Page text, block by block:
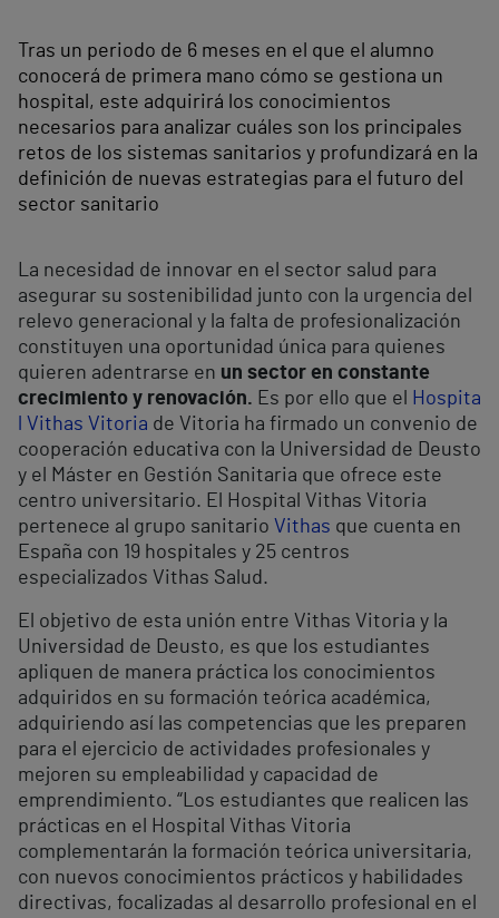
Tras un periodo de 6 meses en el que el alumno
conocerá de primera mano cómo se gestiona un
hospital, este adquirirá los conocimientos
necesarios para analizar cuáles son los principales
retos de los sistemas sanitarios y profundizará en la
definición de nuevas estrategias para el futuro del
sector sanitario
La necesidad de innovar en el sector salud para
asegurar su sostenibilidad junto con la urgencia del
relevo generacional y la falta de profesionalización
constituyen una oportunidad única para quienes
quieren adentrarse en un sector en constante
crecimiento y renovación. Es por ello que el
Hospita
l Vithas Vitoria de Vitoria ha firmado un convenio de
cooperación educativa con la Universidad de Deusto
y el Máster en Gestión Sanitaria que ofrece este
centro universitario. El Hospital Vithas Vitoria
pertenece al grupo sanitario Vithas que cuenta en
España con 19 hospitales y 25 centros
especializados Vithas Salud.
El objetivo de esta unión entre Vithas Vitoria y la
Universidad de Deusto, es que los estudiantes
apliquen de manera práctica los conocimientos
adquiridos en su formación teórica académica,
adquiriendo así las competencias que les preparen
para el ejercicio de actividades profesionales y
mejoren su empleabilidad y capacidad de
emprendimiento. “Los estudiantes que realicen las
prácticas en el Hospital Vithas Vitoria
complementarán la formación teórica universitaria,
con nuevos conocimientos prácticos y habilidades
directivas, focalizadas al desarrollo profesional en el